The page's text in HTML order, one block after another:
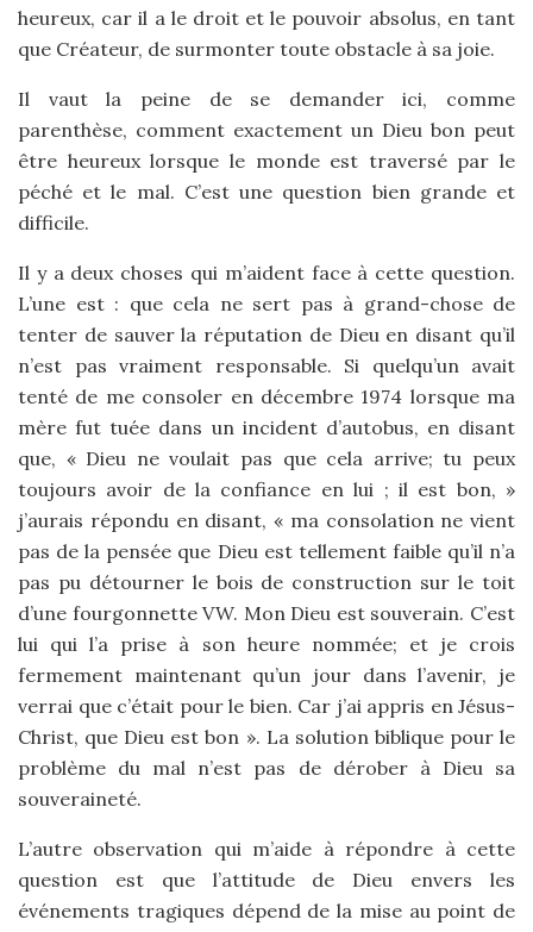
heureux, car il a le droit et le pouvoir absolus, en tant
que Créateur, de surmonter toute obstacle à sa joie.
Il vaut la peine de se demander ici, comme
parenthèse, comment exactement un Dieu bon peut
être heureux lorsque le monde est traversé par le
péché et le mal. C’est une question bien grande et
difficile.
Il y a deux choses qui m’aident face à cette question.
L’une est : que cela ne sert pas à grand-chose de
tenter de sauver la réputation de Dieu en disant qu’il
n’est pas vraiment responsable. Si quelqu’un avait
tenté de me consoler en décembre 1974 lorsque ma
mère fut tuée dans un incident d’autobus, en disant
que, « Dieu ne voulait pas que cela arrive; tu peux
toujours avoir de la confiance en lui ; il est bon, »
j’aurais répondu en disant, « ma consolation ne vient
pas de la pensée que Dieu est tellement faible qu’il n’a
pas pu détourner le bois de construction sur le toit
d’une fourgonnette VW. Mon Dieu est souverain. C’est
lui qui l’a prise à son heure nommée; et je crois
fermement maintenant qu’un jour dans l’avenir, je
verrai que c’était pour le bien. Car j’ai appris en Jésus-
Christ, que Dieu est bon ». La solution biblique pour le
problème du mal n’est pas de dérober à Dieu sa
souveraineté.
L’autre observation qui m’aide à répondre à cette
question est que l’attitude de Dieu envers les
événements tragiques dépend de la mise au point de